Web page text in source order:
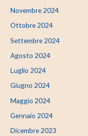
Novembre 2024
Ottobre 2024
Settembre 2024
Agosto 2024
Luglio 2024
Giugno 2024
Maggio 2024
Gennaio 2024
Dicembre 2023